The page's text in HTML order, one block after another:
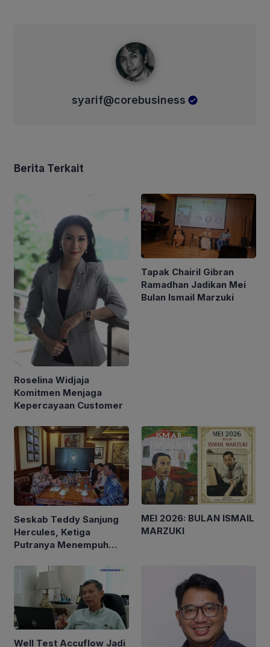
syarif@corebusiness
Berita Terkait
Roselina Widjaja
Komitmen Menjaga
Kepercayaan Customer
Tapak Chairil Gibran
Ramadhan Jadikan Mei
Bulan Ismail Marzuki
Seskab Teddy Sanjung
Hercules, Ketiga
Putranya Menempuh
Negeri
MEI 2026: BULAN ISMAIL
MARZUKI
Well Test Accuflow Jadi